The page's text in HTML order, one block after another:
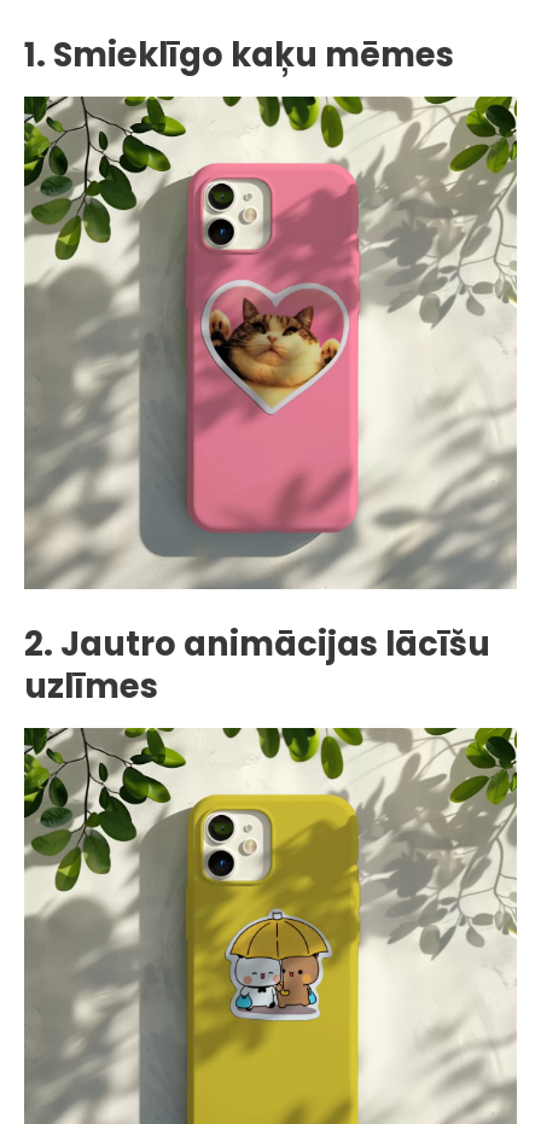
1. Smieklīgo kaķu mēmes
2. Jautro animācijas lācīšu
uzlīmes